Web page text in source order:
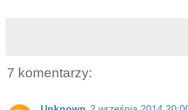
7 komentarzy: